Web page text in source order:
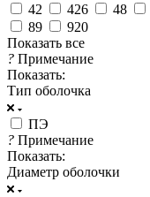
42
426 48
89
920
Показать все
? Примечание
Показать:
Тип оболочка
ПЭ
? Примечание
Показать:
Диаметр оболочки